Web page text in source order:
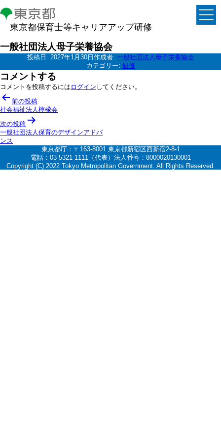
東京都保育士等キャリアアップ研修
一般社団法人母子栄養協会
投稿日: 2027年1月30日 作成者: 一般社団法人母子栄養協会
カテゴリー: 研修
コメントする
コメントを投稿するには ログイン してください。
投
稿
ナ
ビ
ゲ
ー
前の投稿
社会福祉法人檸檬会
次の投稿
一般社団法人保育のデザインアドバ
ンス
東京都庁：〒163-8001 東京都新宿区西新宿2-8-1
電話：03-5321-1111（代表）法人番号：8000020130001
Copyright (C) 2022 Tokyo Metropolitan Government. All Rights Reserved.